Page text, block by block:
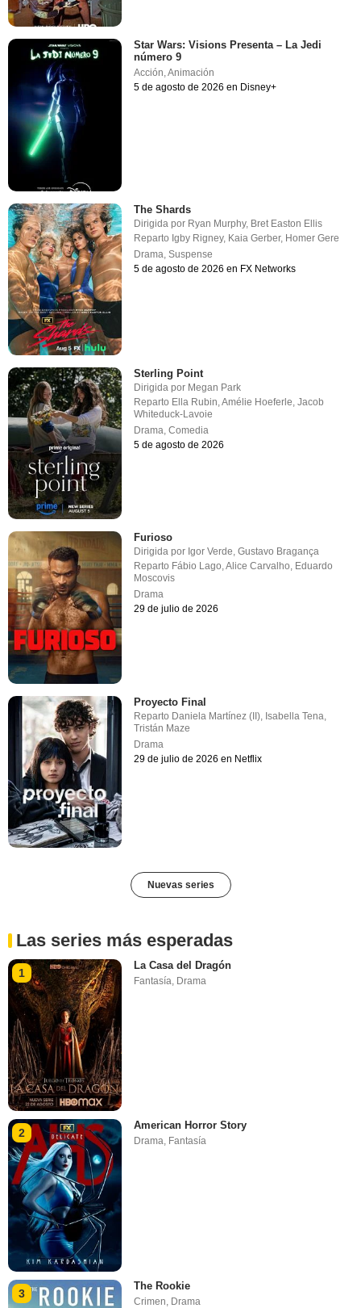
Star Wars: Visions Presenta – La Jedi
número 9
Acción,Animación
5 de agosto de 2026 en Disney+
The Shards
Dirigida por Ryan Murphy, Bret Easton Ellis
Reparto Igby Rigney, Kaia Gerber, Homer Gere
Drama ,Suspense
5 de agosto de 2026 en FX Networks
Sterling Point
Dirigida por Megan Park
Reparto Ella Rubin,Amélie Hoeferle,Jacob
Whiteduck-Lavoie
Drama,Comedia
5 de agosto de 2026
Furioso
Dirigida por Igor Verde,Gustavo Bragança
Reparto Fábio Lago,Alice Carvalho, Eduardo
Moscovis
Drama
29 de julio de 2026
Proyecto Final
Reparto Daniela Martínez (II) Isabella Tena
Tristán Maze
Drama
29 de julio de 2026 en Netflix
Nuevas series
Las series más esperadas
1
La Casa del Dragón
Fantasía, Drama
2
American Horror Story
Drama, Fantasía
3
The Rookie
Crimen Drama